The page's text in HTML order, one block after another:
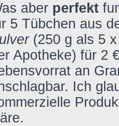
aber perfekt
5 Tübchen aus
(250 g als 5 x
Apotheke) für 2
an
Ich